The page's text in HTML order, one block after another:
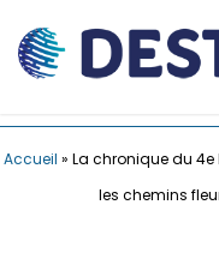
Accueil » La chronique du 4e
les chemins